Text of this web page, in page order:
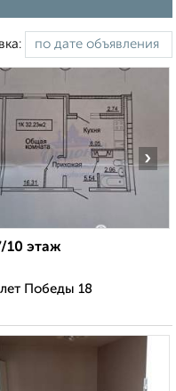
›
10 этаж
Победы 18